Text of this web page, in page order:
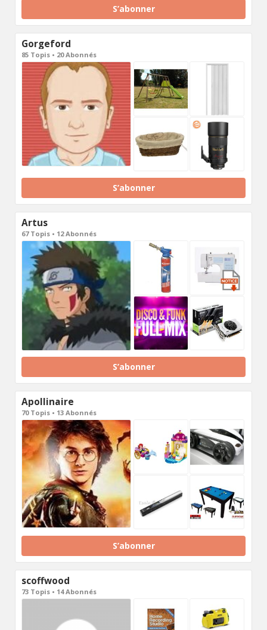
S’abonner
Gorgeford
85 Topis • 20 Abonnés
S’abonner
Artus
67 Topis • 12 Abonnés
S’abonner
Apollinaire
70 Topis • 13 Abonnés
S’abonner
scoffwood
73 Topis • 14 Abonnés